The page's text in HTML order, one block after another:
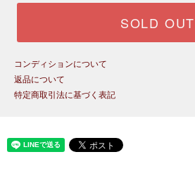
SOLD OUT
コンディションについて
返品について
特定商取引法に基づく表記